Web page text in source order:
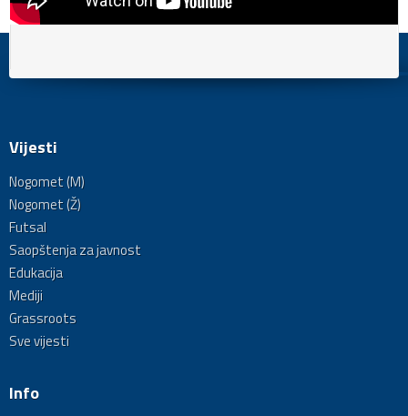
Vijesti
Nogomet (M)
Nogomet (Ž)
Futsal
Saopštenja za javnost
Edukacija
Mediji
Grassroots
Sve vijesti
Info